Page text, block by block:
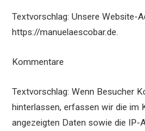
Textvorschlag: Unsere Website-
https://manuelaescobar.de.
Kommentare
Textvorschlag: Wenn Besucher
hinterlassen, erfassen wir die im
angezeigten Daten sowie die IP-